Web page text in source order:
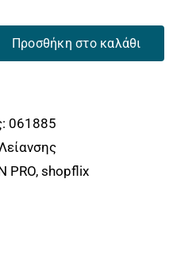
Προσθήκη στο καλάθι
061885
PRO, shopflix